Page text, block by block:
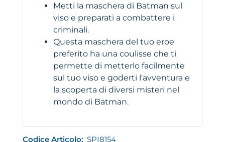
Metti la maschera di Batman sul
viso e preparati a combattere i
criminali.
Questa maschera del tuo eroe
preferito ha una coulisse che ti
permette di metterlo facilmente
sul tuo viso e goderti l'avventura e
la scoperta di diversi misteri nel
mondo di Batman.
Codice Articolo: SPI8154